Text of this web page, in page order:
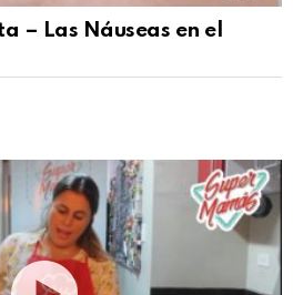
– Las Náuseas en el